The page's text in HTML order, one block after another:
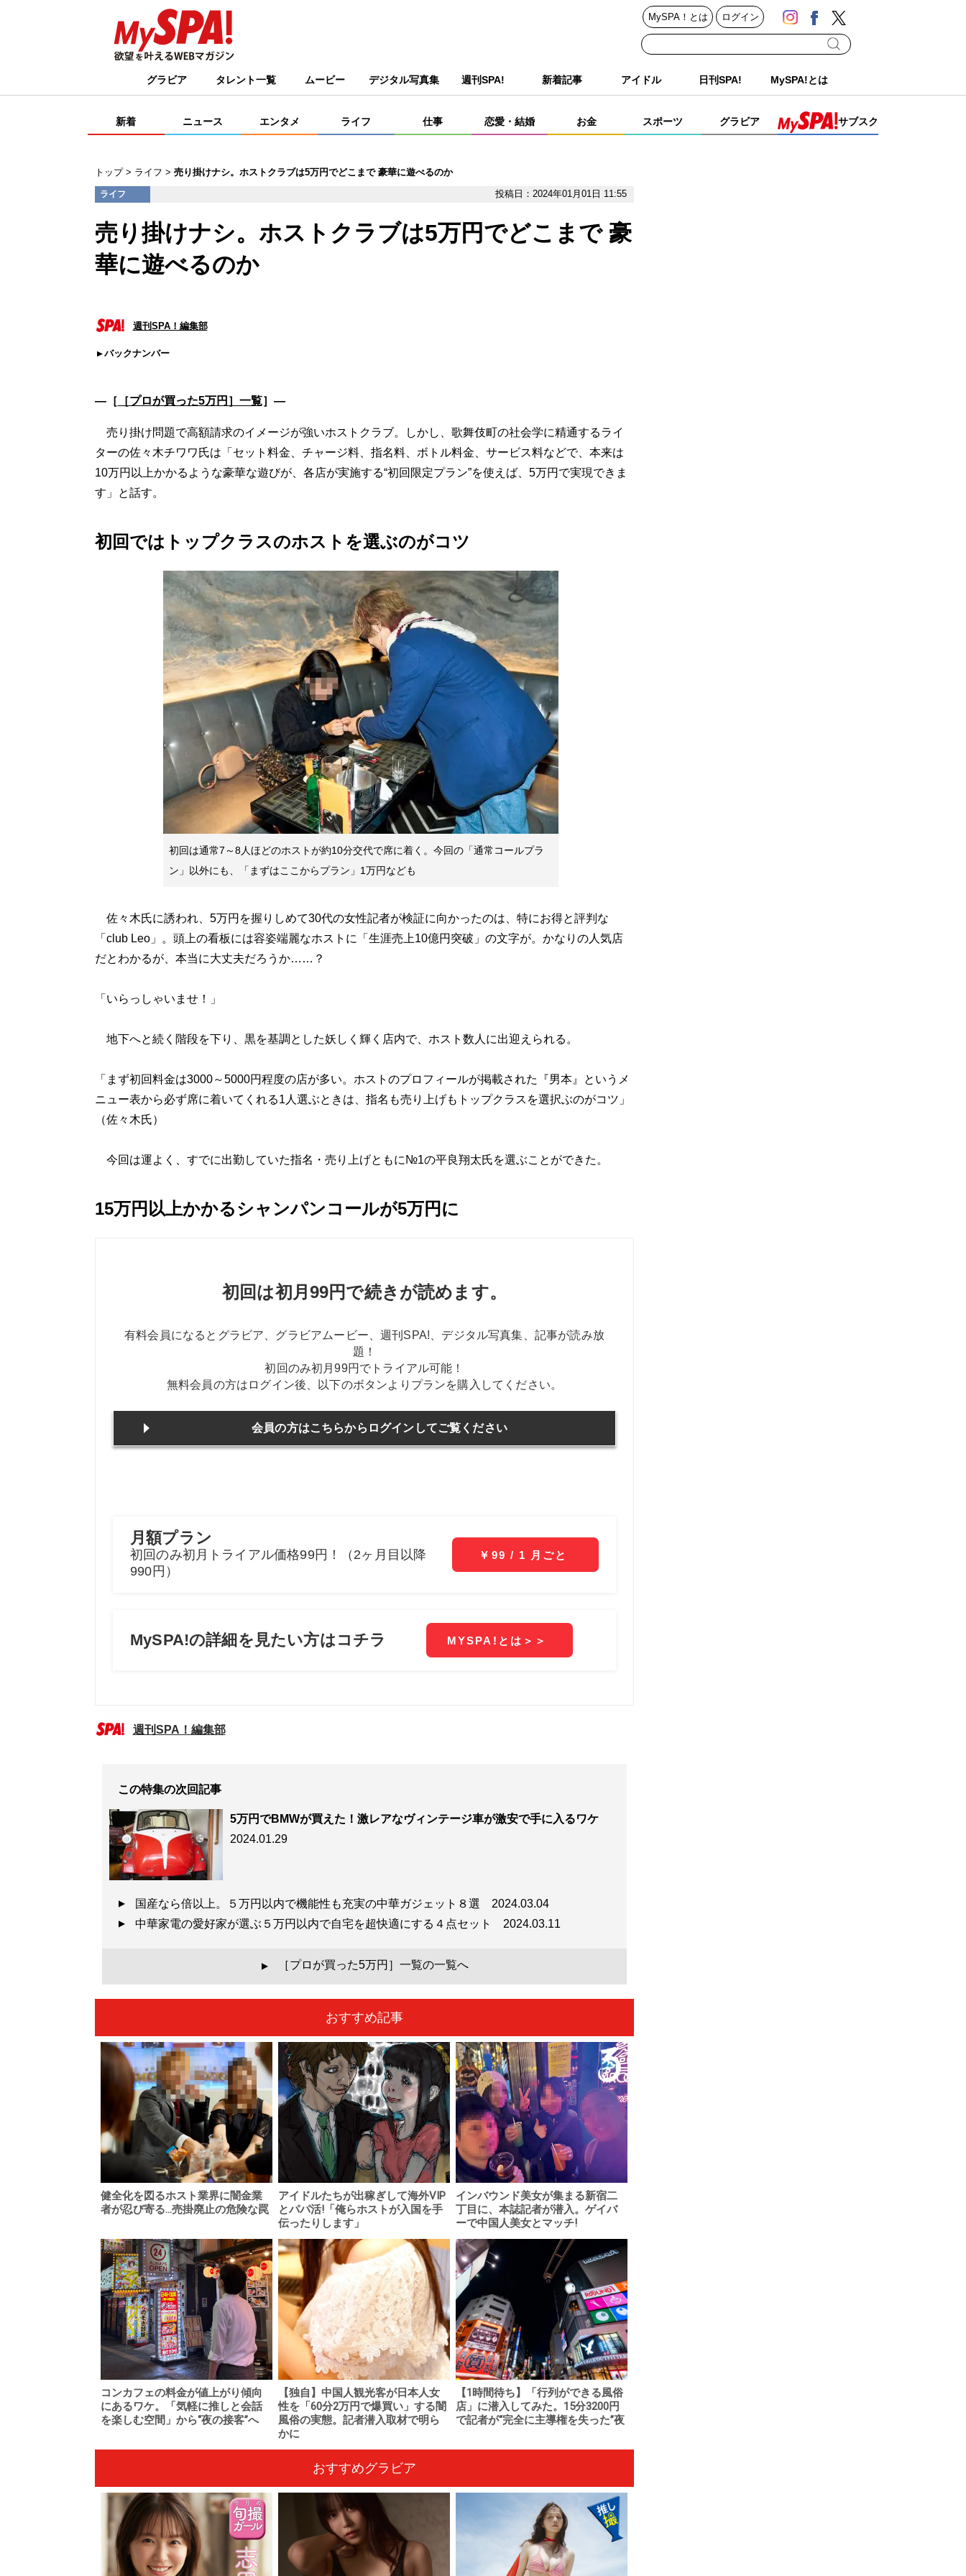
MySPA！とは ログイン
グラビア タレント一覧 ムービー デジタル写真集 週刊SPA! 新着記事 アイドル 日刊SPA! MySPA!とは
新着 ニュース エンタメ ライフ 仕事 恋愛・結婚 お金 スポーツ グラビア サブスク
トップ ライフ 売り掛けナシ。ホストクラブは5万円でどこまで 豪華に遊べるのか
ライフ 投稿日：2024年01月01日 11:55
売り掛けナシ。ホストクラブは5万円でどこまで 豪
華に遊べるのか
週刊SPA！編集部
バックナンバー
―［ ［プロが買った5万円］一覧］―
売り掛け問題で高額請求のイメージが強いホストクラブ。しかし、歌舞伎町の社会学に精通するライ
ターの佐々木チワワ氏は「セット料金、チャージ料、指名料、ボトル料金、サービス料などで、本来は
10万円以上かかるような豪華な遊びが、各店が実施する“初回限定プラン”を使えば、5万円で実現できま
す」と話す。
初回ではトップクラスのホストを選ぶのがコツ
初回は通常7～8人ほどのホストが約10分交代で席に着く。今回の「通常コールプラ
ン」以外にも、「まずはここからプラン」1万円なども
佐々木氏に誘われ、5万円を握りしめて30代の女性記者が検証に向かったのは、特にお得と評判な
「club Leo」。頭上の看板には容姿端麗なホストに「生涯売上10億円突破」の文字が。かなりの人気店
だとわかるが、本当に大丈夫だろうか……？
「いらっしゃいませ！」
地下へと続く階段を下り、黒を基調とした妖しく輝く店内で、ホスト数人に出迎えられる。
「まず初回料金は3000～5000円程度の店が多い。ホストのプロフィールが掲載された『男本』というメ
ニュー表から必ず席に着いてくれる1人選ぶときは、指名も売り上げもトップクラスを選択ぶのがコツ」
（佐々木氏）
今回は運よく、すでに出勤していた指名・売り上げともに№1の平良翔太氏を選ぶことができた。
15万円以上かかるシャンパンコールが5万円に
週刊SPA！編集部
この特集の次回記事
5万円でBMWが買えた！激レアなヴィンテージ車が激安で手に入るワケ
2024.01.29
国産なら倍以上。５万円以内で機能性も充実の中華ガジェット８選 2024.03.04
中華家電の愛好家が選ぶ５万円以内で自宅を超快適にする４点セット 2024.03.11
▲ ［プロが買った5万円］一覧の一覧へ
おすすめ記事
健全化を図るホスト業界に闇金業
者が忍び寄る...売掛廃止の危険な罠
アイドルたちが出稼ぎして海外VIP
とパパ活!「俺らホストが入国を手
伝ったりします」
インバウンド美女が集まる新宿二
丁目に、本誌記者が潜入。ゲイバ
ーで中国人美女とマッチ!
コンカフェの料金が値上がり傾向
にあるワケ。「気軽に推しと会話
を楽しむ空間」から“夜の接客”へ
【独自】中国人観光客が日本人女
性を「60分2万円で爆買い」する闇
風俗の実態。記者潜入取材で明ら
かに
【1時間待ち】「行列ができる風俗
店」に潜入してみた。15分3200円
で記者が“完全に主導権を失った”夜
おすすめグラビア